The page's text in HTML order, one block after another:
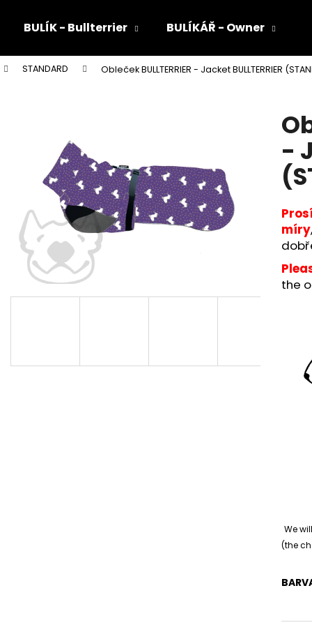
BULÍK - Bullterrier BULÍKÁŘ - Owner
STANDARD Obleček BULLTERRIER - Jacket BULLTERRIER
-
míry
the
We
(the
Co potřebujete najít?
Doporučujeme